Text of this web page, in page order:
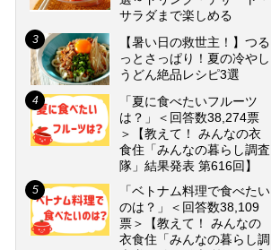
サラダまで楽しめる
【暑い日の救世主！】つる
っとさっぱり！夏の冷やし
うどん絶品レシピ3選
「夏に食べたいフルーツ
は？」＜回答数38,274票
＞【教えて！ みんなの衣
食住「みんなの暮らし調査
隊」結果発表 第616回】
「ベトナム料理で食べたい
のは？」＜回答数38,109
票＞【教えて！ みんなの
衣食住「みんなの暮らし調